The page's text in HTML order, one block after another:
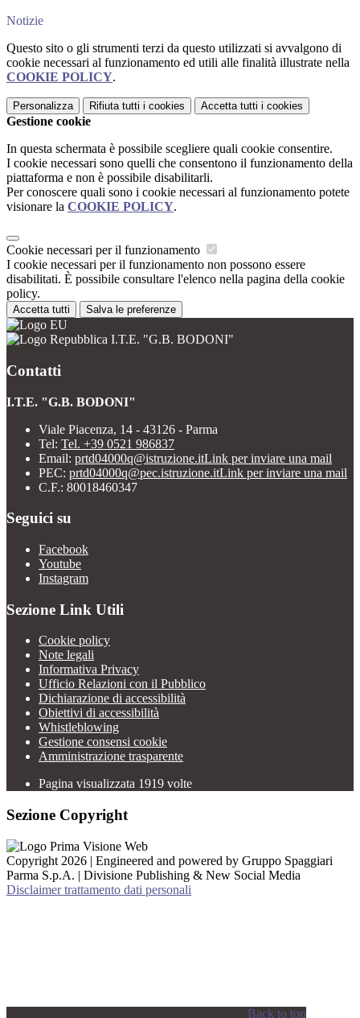
Notizie
Questo sito o gli strumenti terzi da questo utilizzati si avvalgono di
cookie necessari al funzionamento ed utili alle finalità illustrate nella
COOKIE POLICY.
Personalizza Rifiuta tutti i cookies Accetta tutti i cookies
Gestione cookie
In questa schermata è possibile scegliere quali cookie consentire.
I cookie necessari sono quelli che consentono il funzionamento della
piattaforma e non è possibile disabilitarli.
Per conoscere quali sono i cookie necessari al funzionamento potete
visionare la COOKIE POLICY.
Cookie necessari per il funzionamento
I cookie necessari per il funzionamento non possono essere
disabilitati. È possibile consultare l'elenco nella pagina della cookie
policy.
Accetta tutti Salva le preferenze
I.T.E. "G.B. BODONI"
Contatti
I.T.E. "G.B. BODONI"
Viale Piacenza, 14 - 43126 - Parma
Tel: Tel. +39 0521 986837
Email: prtd04000q@istruzione.itLink per inviare una mail
PEC: prtd04000q@pec.istruzione.itLink per inviare una mail
C.F.: 80018460347
Seguici su
Facebook
Youtube
Instagram
Sezione Link Utili
Cookie policy
Note legali
Informativa Privacy
Ufficio Relazioni con il Pubblico
Dichiarazione di accessibilità
Obiettivi di accessibilità
Whistleblowing
Gestione consensi cookie
Amministrazione trasparente
Pagina visualizzata 1919 volte
Sezione Copyright
Copyright 2026 | Engineered and powered by Gruppo Spaggiari
Parma S.p.A. | Divisione Publishing & New Social Media
Disclaimer trattamento dati personali
Back to top